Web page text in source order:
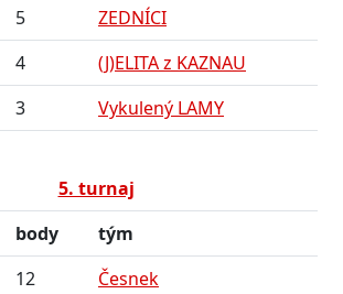
5
ZEDNÍCI
4
(J)ELITA z KAZNAU
3 Vykulený LAMY
5. turnaj
body
tým
12
Česnek